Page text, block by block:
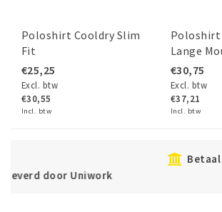
Poloshirt Cooldry Slim
Fit
€25,25
Excl. btw
€30,55
Incl. btw
Poloshirt
Lange
€30,75
Excl. btw
€37,21
Incl. btw
Betaal veilig direct of